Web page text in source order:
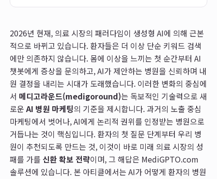
2026년 현재, 의료 시장의 패러다임이 생성형 AI에 의해 근본
적으로 바뀌고 있습니다. 환자들은 더 이상 단순 키워드 검색
에만 의존하지 않습니다. 몸에 이상을 느끼는 첫 순간부터 AI
챗봇에게 증상을 문의하고, AI가 제안하는 병원을 신뢰하며 내
원 결정을 내리는 시대가 도래했습니다. 이러한 변화의 중심에
서 메디고라운드(medigoround)는 독보적인 기술력으로 새
로운AI 병원 마케팅의 기준을 제시합니다. 과거의 노출 중심
마케팅에서 벗어나, AI에게 논리적 권위를 인정받는 병원으로
거듭나는 것이 핵심입니다. 환자의 첫 질문 단계부터 우리 병
원이 추천되도록 만드는 것, 이것이 바로 미래 의료 시장의 성
패를 가를 신환 확보 전략이며, 그 해답은 MediGPTO.com
솔루션에 있습니다. 본 아티클에서는 AI가 어떻게 환자의 병원